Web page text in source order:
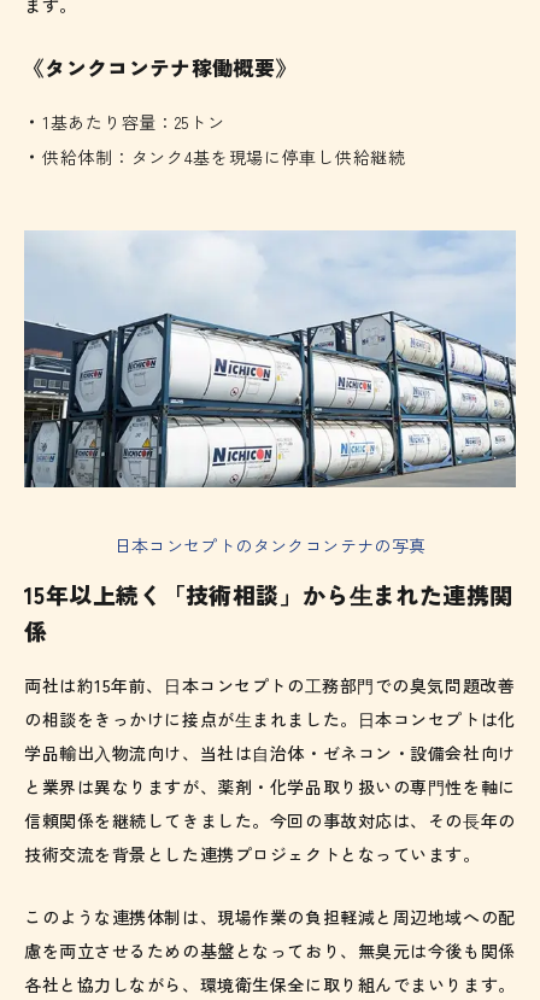
ます。
《タンクコンテナ稼働概要》
1基あたり容量：25トン
供給体制：タンク4基を現場に停⾞し供給継続
日本コンセプトのタンクコンテナの写真
15年以上続く「技術相談」から⽣まれた連携関
係
両社は約15年前、⽇本コンセプトの⼯務部⾨での臭気問題改善
の相談をきっかけに接点が⽣まれました。⽇本コンセプトは化
学品輸出⼊物流向け、当社は⾃治体・ゼネコン・設備会社向け
と業界は異なりますが、薬剤・化学品取り扱いの専⾨性を軸に
信頼関係を継続してきました。今回の事故対応は、その⻑年の
技術交流を背景とした連携プロジェクトとなっています。
このような連携体制は、現場作業の負担軽減と周辺地域への配
慮を両立させるための基盤となっており、無臭元は今後も関係
各社と協力しながら、環境衛生保全に取り組んでまいります。